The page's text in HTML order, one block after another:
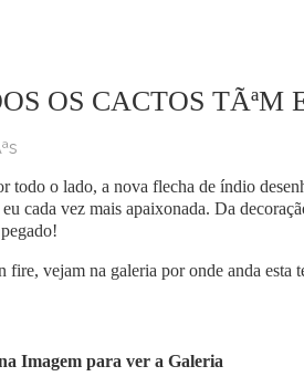
OS CACTOS TÃªM
todo o lado, a nova flecha de índio
cada vez mais apaixonada. Da
fire, vejam na galeria por onde anda esta
Imagem para ver a Galeria